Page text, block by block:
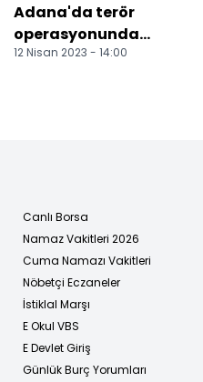
Adana'da terör
operasyonunda
yakalanan zanlı
12 Nisan 2023 - 14:00
Canlı Borsa
Namaz Vakitleri 2026
Cuma Namazı Vakitleri
Nöbetçi Eczaneler
İstiklal Marşı
E Okul VBS
E Devlet Giriş
Günlük Burç Yorumları